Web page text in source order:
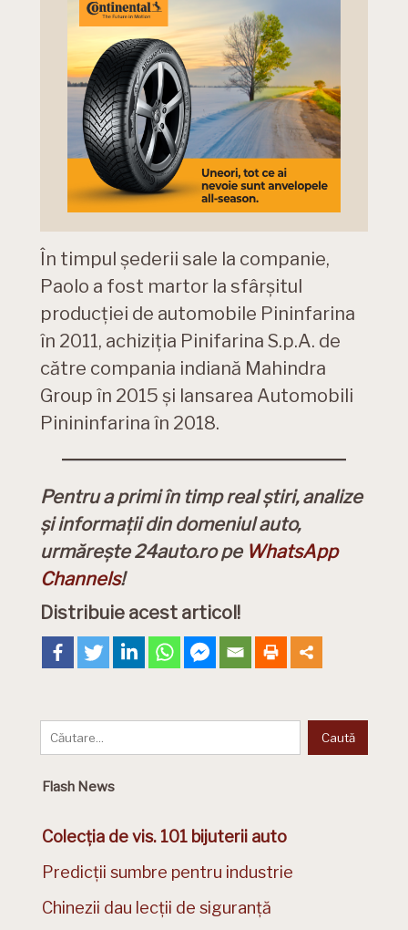
În timpul șederii sale la companie,
Paolo a fost martor la sfârșitul
producției de automobile Pininfarina
în 2011, achiziția Pinifarina S.p.A. de
către compania indiană Mahindra
Group în 2015 și lansarea Automobili
Pinininfarina în 2018.
Pentru a primi în timp real știri, analize
și informații din domeniul auto,
urmărește 24auto.ro pe WhatsApp
Channels!
Distribuie acest articol!
Flash News
Colecția de vis. 101 bijuterii auto
Predicții sumbre pentru industrie
Chinezii dau lecții de siguranță